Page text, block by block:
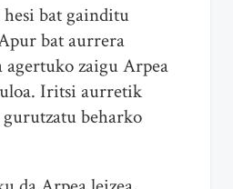
bat gainditu
bat aurrera
agertuko zaigu Arpea
Iritsi aurretik
beharko